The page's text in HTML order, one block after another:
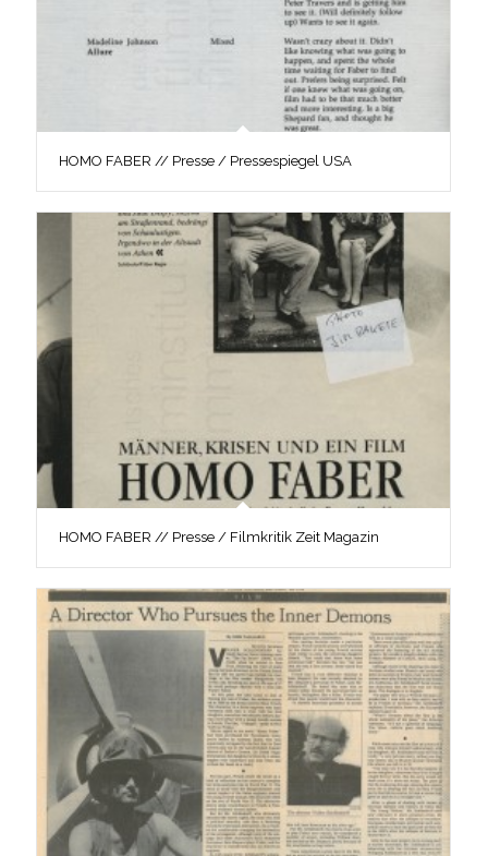
HOMO FABER // Presse / Pressespiegel USA
HOMO FABER // Presse / Filmkritik Zeit Magazin